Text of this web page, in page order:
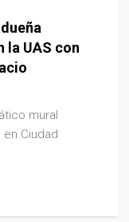
la UAS con
mural
en Ciudad